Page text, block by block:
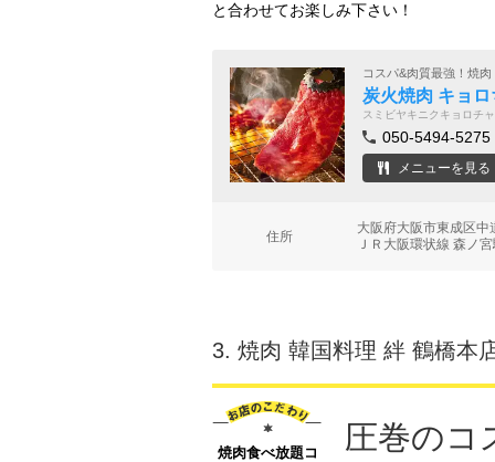
と合わせてお楽しみ下さい！
コスパ&肉質最強！焼肉
炭火焼肉 キョロ
スミビヤキニクキョロチ
050-5494-5275
メニューを見る
住所
大阪府大阪市東成区
ＪＲ大阪環状線 森ノ
3. 焼肉 韓国料理 絆 鶴橋本
焼肉食べ放題コ
圧巻のコ